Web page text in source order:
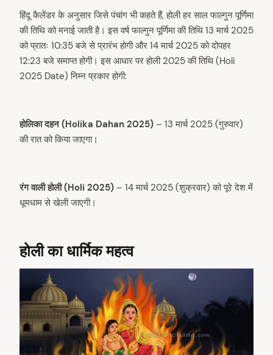
हिंदू कैलेंडर के अनुसार जिसे पंचांग भी कहते हैं, होली हर साल फाल्गुन पूर्णिमा
की तिथि को मनाई जाती है। इस वर्ष फाल्गुन पूर्णिमा की तिथि 13 मार्च 2025
को प्रातः 10:35 बजे से प्रारंभ होगी और 14 मार्च 2025 को दोपहर
12:23 बजे समाप्त होगी। इस आधार पर होली 2025 की तिथि (Holi
2025 Date) निम्न प्रकार होगी:
होलिका दहन (Holika Dahan 2025) – 13 मार्च 2025 (गुरुवार)
की रात को किया जाएगा।
रंग वाली होली (Holi 2025) – 14 मार्च 2025 (शुक्रवार) को पूरे देश में
धूमधाम से खेली जाएगी।
होली का धार्मिक महत्व